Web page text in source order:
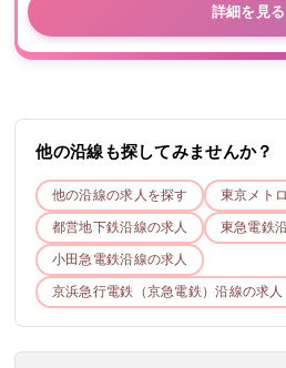
詳細を見る
他の沿線も探してみませんか？
他の沿線の求人を探す 東京メト
都営地下鉄沿線の求人 東急電鉄
小田急電鉄沿線の求人
京浜急行電鉄（京急電鉄）沿線の求人